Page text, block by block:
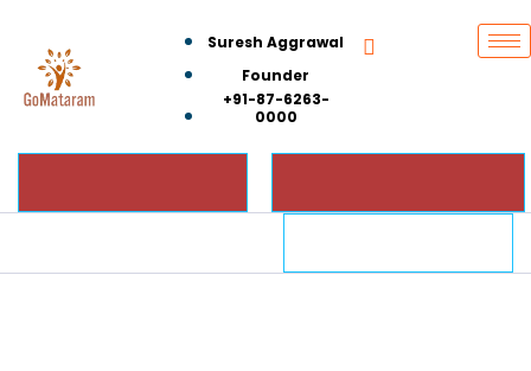
Suresh Aggrawal
Founder
+91-87-6263-
0000